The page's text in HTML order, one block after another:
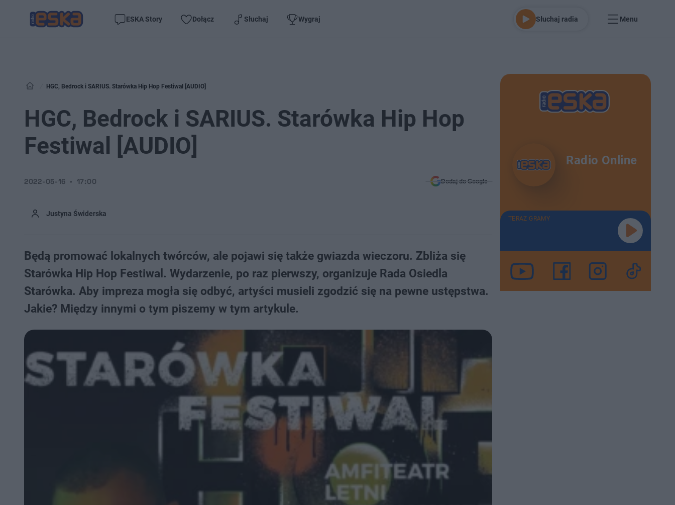
ESKA Story Dołącz Słuchaj Wygraj Słuchaj radia Menu
HGC, Bedrock i SARIUS. Starówka Hip Hop Festiwal [AUDIO]
HGC, Bedrock i SARIUS. Starówka Hip Hop
Festiwal [AUDIO]
Justyna Świderska
2022-05-16 17:00 Dodaj do Google
Będą promować lokalnych twórców, ale pojawi się także gwiazda wieczoru. Zbliża się
Starówka Hip Hop Festiwal. Wydarzenie, po raz pierwszy, organizuje Rada Osiedla
Starówka. Aby impreza mogła się odbyć, artyści musieli zgodzić się na pewne ustępstwa.
Jakie? Między innymi o tym piszemy w tym artykule.
Radio Online
TERAZ GRAMY